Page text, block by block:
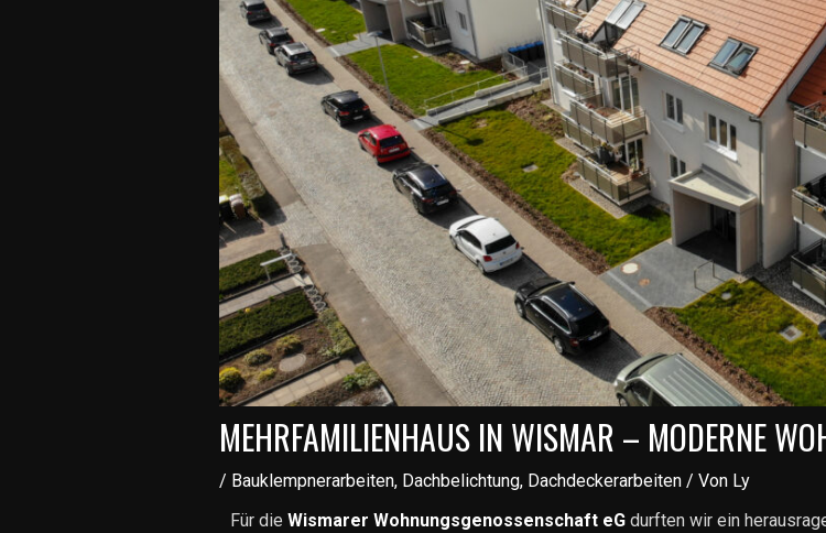
MEHRFAMILIENHAUS IN WISMAR – MODERNE
/ Bauklempnerarbeiten, Dachbelichtung, Dachdeckerarbeiten/ Von Ly
Für die Wismarer Wohnungsgenossenschaft eGdurften wir ein